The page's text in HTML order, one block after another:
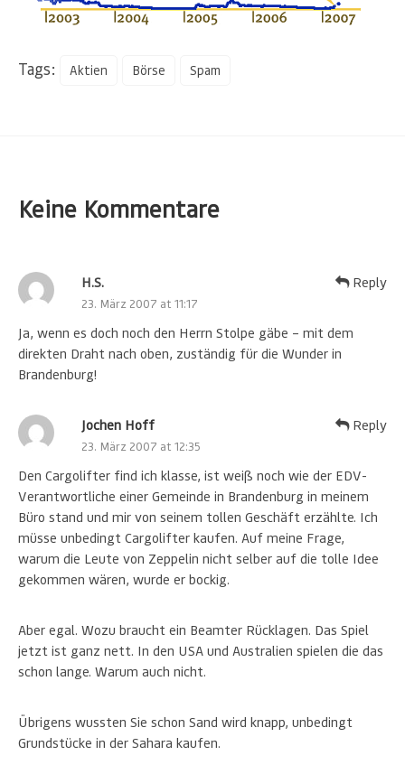
Tags: Aktien Börse Spam
Keine Kommentare
H.S.
23. März 2007 at 11:17
Ja, wenn es doch noch den Herrn Stolpe gäbe – mit dem
direkten Draht nach oben, zuständig für die Wunder in
Brandenburg!
Reply
Jochen Hoff
23. März 2007 at 12:35
Den Cargolifter find ich klasse, ist weiß noch wie der EDV-
Verantwortliche einer Gemeinde in Brandenburg in meinem
Büro stand und mir von seinem tollen Geschäft erzählte. Ich
müsse unbedingt Cargolifter kaufen. Auf meine Frage,
warum die Leute von Zeppelin nicht selber auf die tolle Idee
gekommen wären, wurde er bockig.
Aber egal. Wozu braucht ein Beamter Rücklagen. Das Spiel
jetzt ist ganz nett. In den USA und Australien spielen die das
schon lange. Warum auch nicht.
Übrigens wussten Sie schon Sand wird knapp, unbedingt
Grundstücke in der Sahara kaufen.
Reply